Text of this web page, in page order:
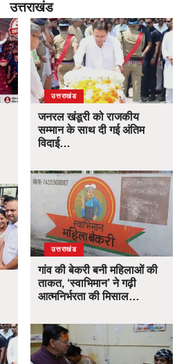
उत्तराखंड
उत्तराखंड
जनरल खंडूरी को राजकीय
सम्मान के साथ दी गई अंतिम
विदाई…
उत्तराखंड
गांव की बेकरी बनी महिलाओं की
ताकत, ‘स्वाभिमान’ ने गढ़ी
आत्मनिर्भरता की मिसाल…